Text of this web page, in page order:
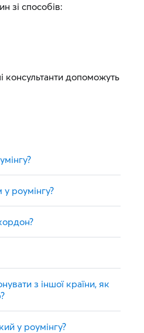
зі способів:
консультанти допоможуть
роумінгу?
з іншої країни, як
у роумінгу?